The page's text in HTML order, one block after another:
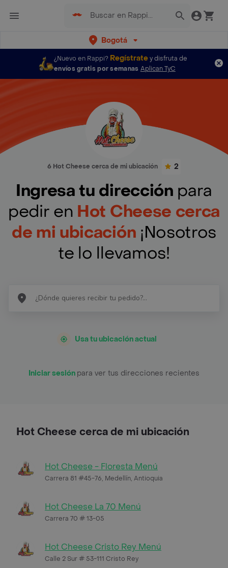
Bogotá
¿Nuevo en Rappi? Regístratey disfruta de
envíos gratis por semanas Aplican TyC
6 Hot Cheese cerca de mi ubicación 2
Ingresa tu dirección para
pedir en Hot Cheese cerca
de mi ubicación ¡Nosotros
te lo llevamos!
Usa tu ubicación actual
Iniciar sesión para ver tus direcciones recientes
Hot Cheese cerca de mi ubicación
Hot Cheese - Floresta Menú
Carrera 81 #45-76, Medellín, Antioquia
Hot Cheese La 70 Menú
Carrera 70 # 13-05
Hot Cheese Cristo Rey Menú
Calle 2 Sur # 53-111 Cristo Rey